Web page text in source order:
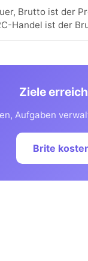
Brutto ist der
Handel ist der
Ziele
Aufgaben
Brite